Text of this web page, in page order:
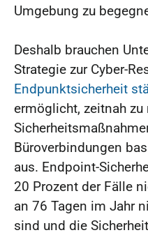
Umgebung zu
Deshalb brauchen
Strategie zur Cyber-
Endpunktsicherheit
ermöglicht, zeitnah
Büroverbindungen
aus. Endpoint-
20 Prozent der Fälle
an 76 Tagen im Jahr
sind und die